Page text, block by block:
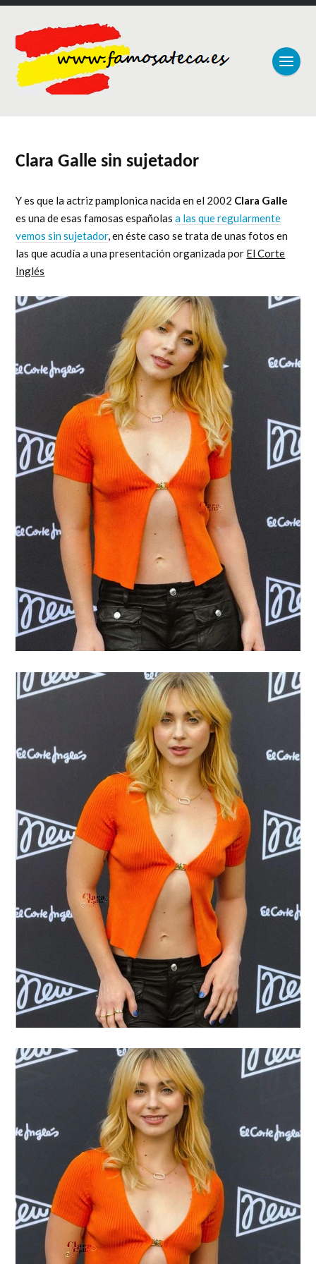
Clara Galle sin sujetador
Y es que la actriz pamplonica nacida en el 2002 Clara Galle
es una de esas famosas españolasa las que regularmente
vemos sin sujetador, en éste caso se trata de unas fotos en
las que acudía a una presentación organizada por El Corte
Inglés